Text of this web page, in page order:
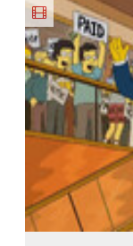
قیمت پرسشنامه و
دریافت راه
حل